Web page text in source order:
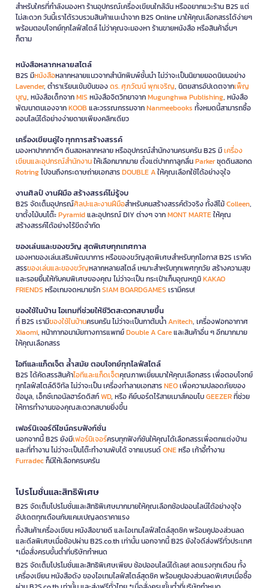
สำหรับใครที่กำลังมองหา ร้านอุปกรณ์เครื่องเขียนใกล้ฉัน หรืออยากแวะร้าน B2S แต่
ไม่สะดวก วันนี้เราได้รวบรวมสินค้าแนะนำจาก B2S Online มาให้คุณเลือกสรรได้ง่ายๆ
พร้อมตอบโจทย์ทุกไลฟ์สไตล์ ไม่ว่าคุณจะมองหา ร้านขายหนังสือ หรือสินค้าอื่นๆ
ก็ตาม
หนังสือหลากหลายสไตล์
B2S มีหนังสือหลากหลายแนวจากสำนักพิมพ์ชั้นนำ ไม่ว่าจะเป็นนิยายยอดนิยมอย่าง
Lavender, ตำราเรียนเข้มข้นของดร. ศุภวัฒน์ พุกเจริญ, นิตยสารอัปเดตจากเพ็ญ
บุญ, หนังสือเด็กจากMIS หนังสือจิตวิทยาจากMugunghwa Publishing, หนังสือ
พัฒนาตนเองจากKOOB และวรรณกรรมจากNanmeebooks ทั้งหมดนี้สามารถซื้อ
ออนไลน์ได้อย่างง่ายดายเพียงคลิกเดียว
เครื่องเขียนคู่ใจ ทุกการสร้างสรรค์
มองหาปากกาดีๆ ดินสอหลากหลาย หรืออุปกรณ์สำนักงานครบครัน B2S มีเครื่อง
เขียนและอุปกรณ์สำนักงานให้เลือกมากมาย ตั้งแต่ปากกาลูกลื่นParkerชุดดินสอกด
Rotringไปจนถึงกระดาษถ่ายเอกสารDOUBLE Aให้คุณเลือกใช้ได้อย่างจุใจ
งานศิลป์ งานฝีมือ สร้างสรรค์ไม่รู้จบ
B2S จัดเต็มอุปกรณ์ศิลปะและงานฝีมือสำหรับคนสร้างสรรค์ตัวจริง ทั้งสีไม้Colleen,
ขาตั้งไม้บนโต๊ะPyramidและอุปกรณ์ DIY ต่างๆ จากMONT MARTEให้คุณ
สร้างสรรค์ได้อย่างไร้ขีดจำกัด
ของเล่นและของขวัญ สุดพิเศษทุกเทศกาล
มองหาของเล่นเสริมพัฒนาการ หรือของขวัญสุดพิเศษสำหรับทุกโอกาส B2S เราคัด
สรรของเล่นและของขวัญหลากหลายสไตล์ เหมาะสำหรับทุกเพศทุกวัย สร้างความสุข
และรอยยิ้มให้กับคนพิเศษของคุณ ไม่ว่าจะเป็น กระเป๋าเก็บอุณหภูมิKAKAO
FRIENDS หรือเกมจดหมายรักSIAM BOARDGAMES เรามีครบ!
ของใช้ในบ้าน ไอเทมที่ช่วยให้ชีวิตสะดวกสบายขึ้น
ที่ B2S เรามีของใช้ในบ้านครบครัน ไม่ว่าจะเป็นกาต้มน้ำAnitech, เครื่องฟอกอากาศ
Xiaomi, หน้ากากอนามัยทางการแพทย์Double A Careและสินค้าอื่น ๆ อีกมากมาย
ให้คุณเลือกสรร
ไอทีและแก็ดเจ็ต ล้ำสมัย ตอบโจทย์ทุกไลฟ์สไตล์
B2S ได้คัดสรรสินค้าไอทีและแก็ดเจ็ตคุณภาพเยี่ยมมาให้คุณเลือกสรร เพื่อตอบโจทย์
ทุกไลฟ์สไตล์ดิจิทัล ไม่ว่าจะเป็น เครื่องทำลายเอกสารNEOเพื่อความปลอดภัยของ
ข้อมูล, เอ็กซ์เทอนัลฮาร์ดดิสก์WD, หรือ คีย์บอร์ดไร้สายเมาส์คอมโบGEEZERที่ช่วย
ให้การทำงานของคุณสะดวกสบายยิ่งขึ้น
เฟอร์นิเจอร์ดีไซน์ครบฟังก์ชั่น
นอกจากนี้ B2S ยังมีเฟอร์นิเจอร์ครบทุกฟังก์ชันให้คุณได้เลือกสรรเพื่อตกแต่งบ้าน
และที่ทำงาน ไม่ว่าจะเป็นโต๊ะทำงานพับได้ จากแบรนด์ONEหรือ เก้าอี้ทำงาน
Furradecก็มีให้เลือกครบครัน
โปรโมชั่นและสิทธิพิเศษ
B2S จัดเต็มโปรโมชั่นและสิทธิพิเศษมากมายให้คุณเลือกช้อปออนไลน์ได้อย่างจุใจ
อัปเดตทุกเดือนกับแคมเปญลดราคาแรง
ทั้งสินค้าเครื่องเขียน หนังสือขายดี และไอเทมไลฟ์สไตล์สุดชิค พร้อมคูปองส่วนลด
และดีลพิเศษเมื่อช้อปผ่าน B2S.co.th เท่านั้น นอกจากนี้ B2S ยังใจดีส่งฟรีทั่วประเทศ
*เมื่อสั่งครบขั้นต่ำที่บริษัทกำหนด
B2S จัดเต็มโปรโมชั่นและสิทธิพิเศษเพียบ ช้อปออนไลน์ได้เลย! ลดแรงทุกเดือน ทั้ง
เครื่องเขียน หนังสือดัง ของไอเทมไลฟ์สไตล์สุดชิค พร้อมคูปองส่วนลดพิเศษเมื่อซื้อ